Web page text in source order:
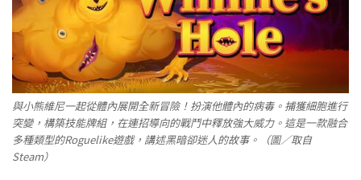
與小熊維尼一起從體內展開全新冒險！扮演他體內的病毒。捕獲細胞進行
突變，構築技能牌組，在連招導向的戰鬥中釋放強大威力。這是一款融合
多種類型的Roguelike遊戲，講述黑暗卻迷人的故事。（圖／取自
Steam）